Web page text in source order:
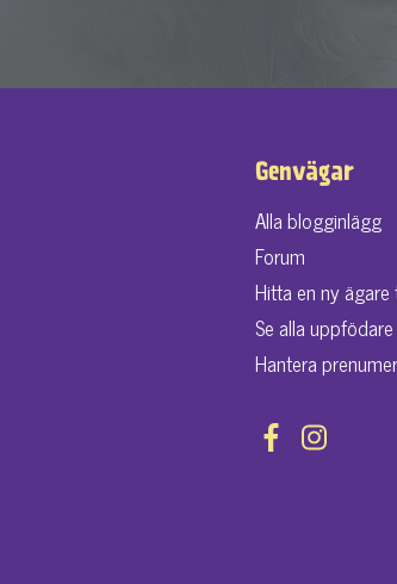
Genvägar
Alla blogginlägg
Forum
Hitta en ny
Se alla uppfödare
Hantera